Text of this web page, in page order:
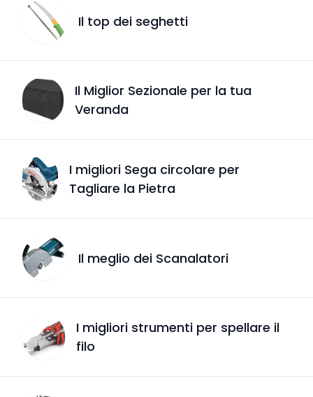
Il top dei seghetti
Il Miglior Sezionale per la tua
Veranda
I migliori Sega circolare per
Tagliare la Pietra
Il meglio dei Scanalatori
I migliori strumenti per spellare il
filo